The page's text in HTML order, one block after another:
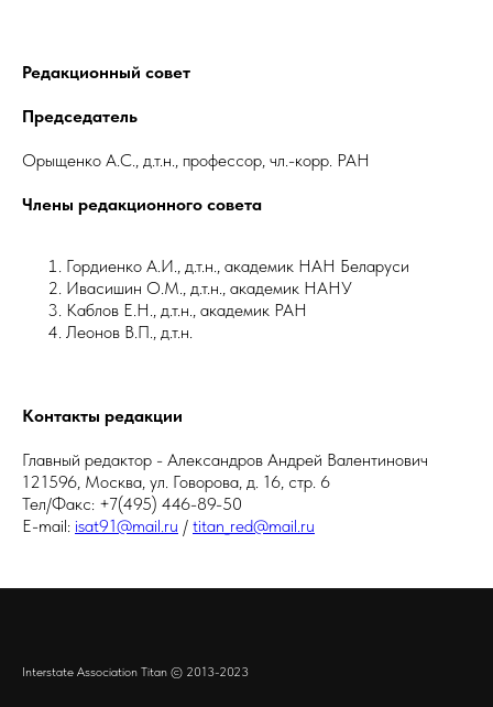
Редакционный совет
Председатель
Орыщенко А.С., д.т.н., профессор, чл.-корр. РАН
Члены редакционного совета
Гордиенко А.И., д.т.н., академик НАН Беларуси
Ивасишин О.М., д.т.н., академик НАНУ
Каблов Е.Н., д.т.н., академик РАН
Леонов В.П., д.т.н.
Контакты редакции
Главный редактор - Александров Андрей Валентинович
121596, Москва, ул. Говорова, д. 16, стр. 6
Тел/Факс: +7(495) 446-89-50
E-mail: isat91@mail.ru / titan_red@mail.ru
Interstate Association Titan © 2013-2023